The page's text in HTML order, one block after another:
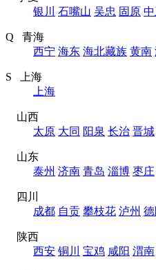
银川
石嘴山 吴忠 固原 中
Q 青海
西宁 海东 海北藏族 黄南
S 上海
上海
山西
太原 大同 阳泉 长治 晋城
山东
泰州 济南 青岛 淄博 枣庄
四川
成都 自贡 攀枝花 泸州 德
陕西
西安 铜川 宝鸡 咸阳 渭南